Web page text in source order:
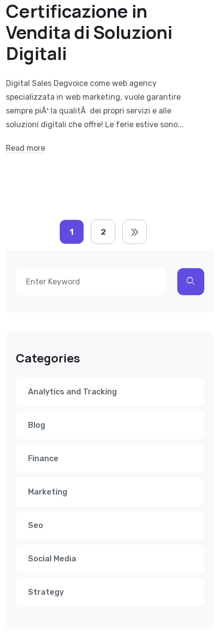
Certificazione in
Vendita di Soluzioni
Digitali
Digital Sales Degvoice come web agency
specializzata in web marketing, vuole garantire
sempre piÃ¹ la qualitÃ dei propri servizi e alle
soluzioni digitali che offre! Le ferie estive sono...
Read more
1 2
Categories
Analytics and Tracking
Blog
Finance
Marketing
Seo
Social Media
Strategy